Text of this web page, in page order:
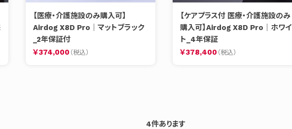
【医療・介護施設のみ購入可】
Airdog X8D Pro｜マットブラック
_2年保証付
￥374,000
【ケアプラス付 医療・介護施設のみ
購入可】Airdog X8D Pro｜ホワイ
ト_4年保証
￥378,400
4件あります